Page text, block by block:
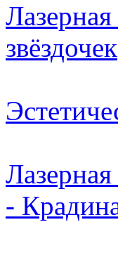
звёздочек
-